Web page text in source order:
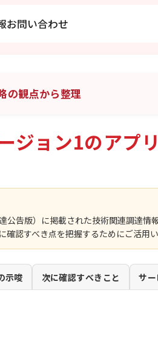
お問い合わせ
の観点から整理
ジョン1のアプ
告版）に掲載された技術関連調達
認すべき点を把握するためにご活用い
示唆 次に確認すべきこと サー